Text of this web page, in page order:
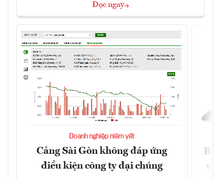
Đọc ngay
Doanh nghiệp niêm yết
Cảng Sài Gòn không đáp ứng
điều kiện công ty đại chúng
và